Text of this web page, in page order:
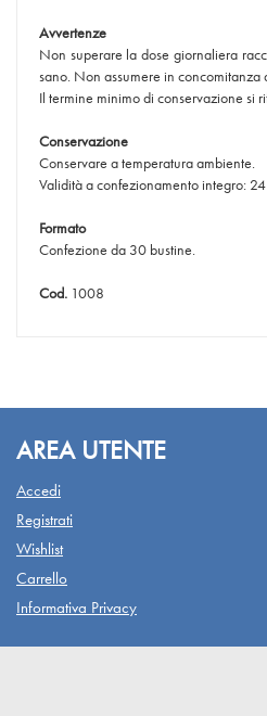
Avvertenze
Non superare la dose giornaliera
sano. Non assumere in concomitanza
Il termine minimo di conservazione si
Conservazione
Conservare a temperatura ambiente.
Validità a confezionamento integro: 24
Formato
Confezione da 30 bustine.
Cod. 1008
AREA UTENTE
Accedi
Registrati
Wishlist
Carrello
Informativa Privacy